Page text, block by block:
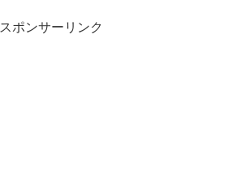
スポンサーリンク